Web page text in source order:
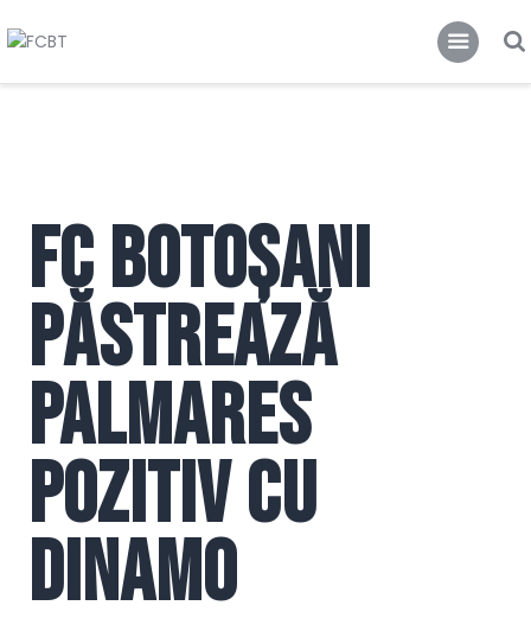
FCBT TV
FC Botoșani
păstrează
palmares
pozitiv cu
Dinamo